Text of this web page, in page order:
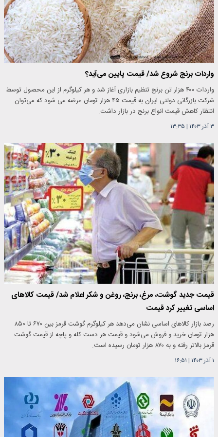
واردات برنج شروع شد/ قیمت پایین می‌آید؟
واردات ۴۰۰ هزار تن برنج تنظیم بازاری آغاز شد و هر کیلوگرم از این محصول توسط
شرکت بازرگانی دولتی ایران به قیمت ۴۵ هزار تومان عرضه می شود که می‌توان
انتظار کاهش قیمت انواع برنج در بازار داشت.
۳ آذر ۱۴۰۳ | ۱۳:۳۵
قیمت جدید گوشت، مرغ، برنج، روغن و شکر اعلام شد/ قیمت کالاهای
اساسی تغییر کرد قیمت
رصد بازار کالاهای اساسی نشان می‌دهد هر کیلوگرم گوشت قرمز بین ۶۷۰ تا ۸۵۰
هزار تومان خرید و فروش می‌شود و قیمت هر دست کله و پاچه از قیمت گوشت
قرمز بالاتر رفته و به ۸۷۰ هزار تومان رسیده است.
۱ آذر ۱۴۰۳ | ۱۶:۵۱